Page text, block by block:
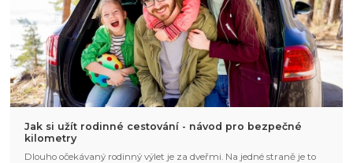
Jak si užít rodinné cestování - návod pro bezpečné
kilometry
Dlouho očekávaný rodinný výlet je za dveřmi. Na jedné straně je to